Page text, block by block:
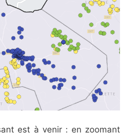
est à venir : en zoomant